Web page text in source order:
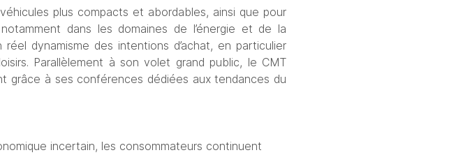
plus compacts et abordables, ainsi que pour
dans les domaines de l’énergie et de la
dynamisme des intentions d’achat, en particulier
Parallèlement à son volet grand public, le CMT
grâce à ses conférences dédiées aux tendances du
incertain, les consommateurs continuent